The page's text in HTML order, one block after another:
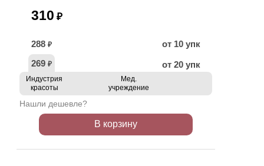
310 ₽
288 ₽
от 10 упк
269 ₽ от 20 упк
Индустрия
красоты
Мед.
учреждение
Нашли дешевле?
В корзину